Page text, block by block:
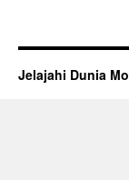
Jelajahi Dunia